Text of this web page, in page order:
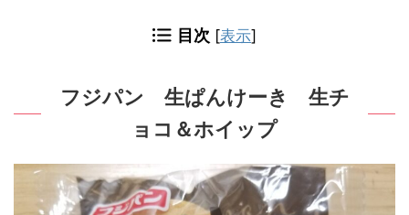
目次 [表示]
フジパン 生ぱんけーき 生チ
ョコ＆ホイップ